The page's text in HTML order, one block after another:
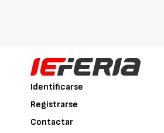
Identificarse
Registrarse
Contactar